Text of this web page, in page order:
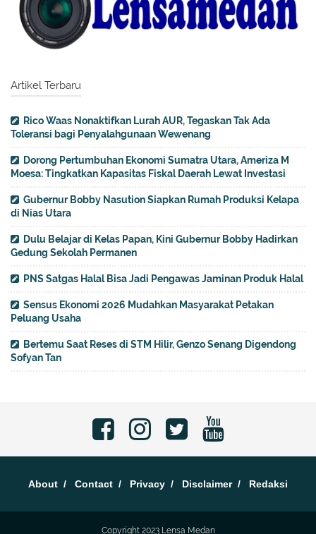
Artikel Terbaru
Rico Waas Nonaktifkan Lurah AUR, Tegaskan Tak Ada
Toleransi bagi Penyalahgunaan Wewenang
Dorong Pertumbuhan Ekonomi Sumatra Utara, Ameriza M
Moesa: Tingkatkan Kapasitas Fiskal Daerah Lewat Investasi
Gubernur Bobby Nasution Siapkan Rumah Produksi Kelapa
di Nias Utara
Dulu Belajar di Kelas Papan, Kini Gubernur Bobby Hadirkan
Gedung Sekolah Permanen
PNS Satgas Halal Bisa Jadi Pengawas Jaminan Produk Halal
Sensus Ekonomi 2026 Mudahkan Masyarakat Petakan
Peluang Usaha
Bertemu Saat Reses di STM Hilir, Genzo Senang Digendong
Sofyan Tan
About Contact Privacy Disclaimer Redaksi
Copyright 2023 Lensa Medan